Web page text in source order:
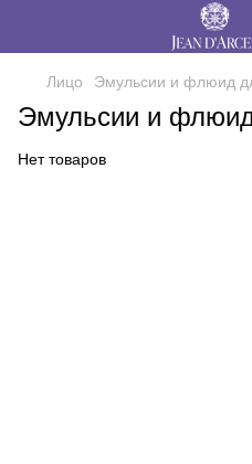
Лицо Эмульсии и флюид
Эмульсии и
Нет товаров